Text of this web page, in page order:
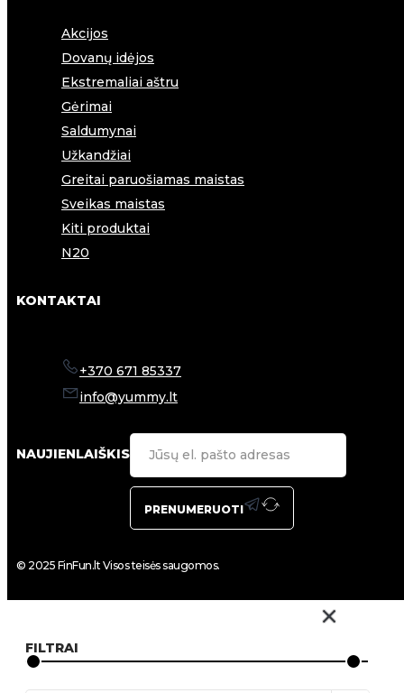
Akcijos
Dovanų idėjos
Ekstremaliai aštru
Gėrimai
Saldumynai
Užkandžiai
Greitai paruošiamas maistas
Sveikas maistas
Kiti produktai
N20
KONTAKTAI
+370 671 85337
info@yummy.lt
NAUJIENLAIŠKIS
PRENUMERUOTI
© 2025 FinFun.lt Visos teisės saugomos.
FILTRAI